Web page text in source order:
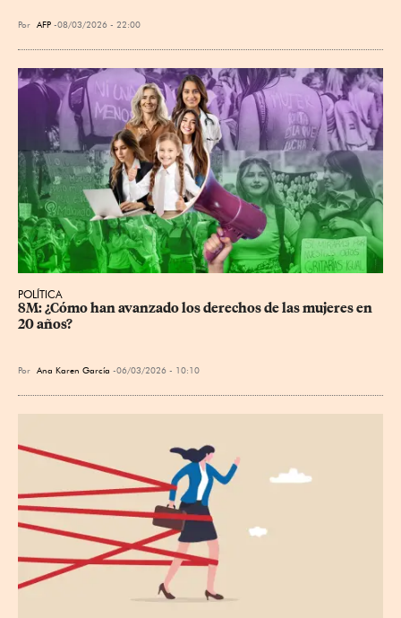
Por AFP 08/03/2026 - 22:00
POLÍTICA
8M: ¿Cómo han avanzado los derechos de las mujeres en
20 años?
Por Ana Karen García 06/03/2026 - 10:10